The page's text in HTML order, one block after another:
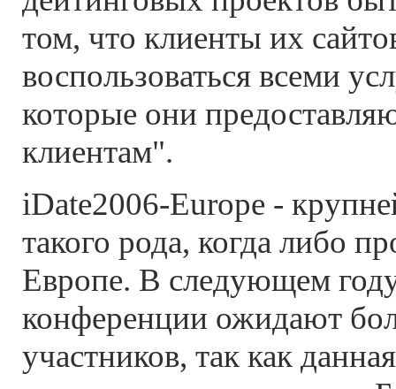
том, что клиенты их
воспользоваться всеми
которые они
клиентам".
iDate2006-Europe -
такого рода, когда либо
Европе. В следующем
конференции ожидают
участников, так как